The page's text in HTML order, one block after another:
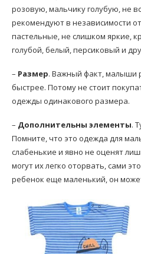
розовую, мальчику голубую, не
рекомендуют в независимости
пастельные, не слишком яркие,
голубой, белый, персиковый и
– Размер. Важный факт, малыши
быстрее. Потому не стоит
одежды одинакового размера.
– Дополнительны элементы.
Помните, что это одежда для
слабенькие и явно не оценят
могут их легко оторвать, сами
ребенок еще маленький, он